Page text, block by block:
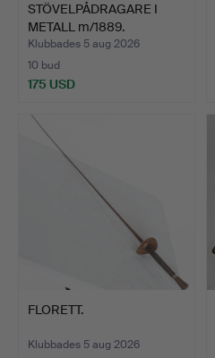
STÖVELPÅDRAGARE I
METALL m/1889.
Klubbades 5 aug 2026
10 bud
175 USD
FLORETT.
Klubbades 5 aug 2026